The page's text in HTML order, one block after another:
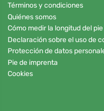
Términos y condiciones
Quiénes somos
Cómo medir la longitud del pie
Declaración sobre el uso de
Protección de datos
Pie de imprenta
Cookies